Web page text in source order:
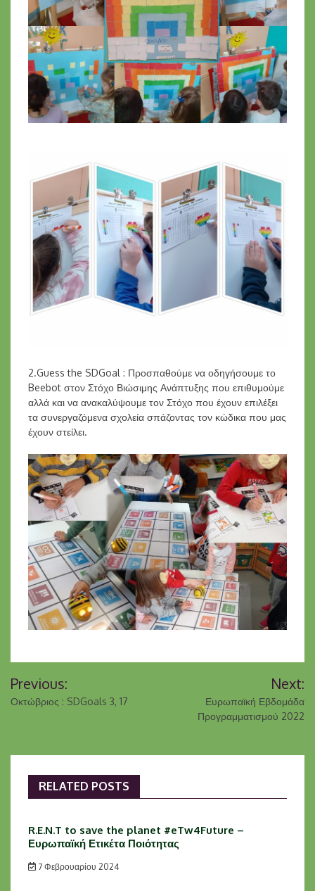
2.Guess the SDGoal : Προσπαθούμε να οδηγήσουμε το
Beebot στον Στόχο Βιώσιμης Ανάπτυξης που επιθυμούμε
αλλά και να ανακαλύψουμε τον Στόχο που έχουν επιλέξει
τα συνεργαζόμενα σχολεία σπάζοντας τον κώδικα που μας
έχουν στείλει.
άρθρων
Previous:
Οκτώβριος : SDGoals 3, 17
Next:
Ευρωπαϊκή Εβδομάδα
Προγραμματισμού 2022
RELATED POSTS
R.E.N.T to save the planet #eTw4Future –
Ευρωπαϊκή Ετικέτα Ποιότητας
7 Φεβρουαρίου 2024